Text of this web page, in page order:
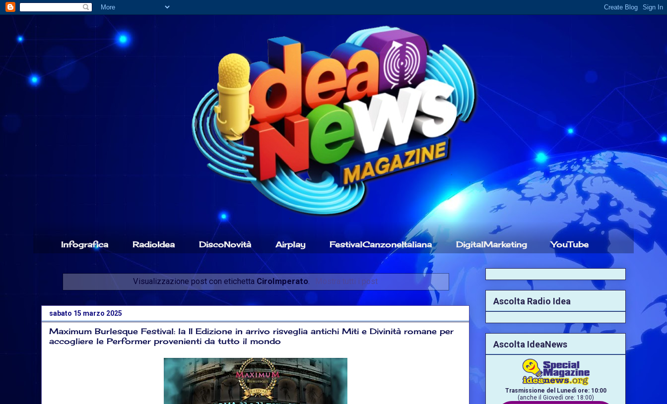
Infografica RadioIdea DiscoNovità Airplay FestivalCanzoneItaliana DigitalMarketing YouTube
Visualizzazione post con etichetta CiroImperato. Mostra tutti i post
sabato 15 marzo 2025
Maximum Burlesque Festival: la II Edizione in arrivo risveglia antichi Miti e Divinità romane per
accogliere le Performer provenienti da tutto il mondo
Ascolta Radio Idea
Ascolta IdeaNews
Trasmissione del Lunedì ore: 10:00
(anche il Giovedì ore: 18:00)